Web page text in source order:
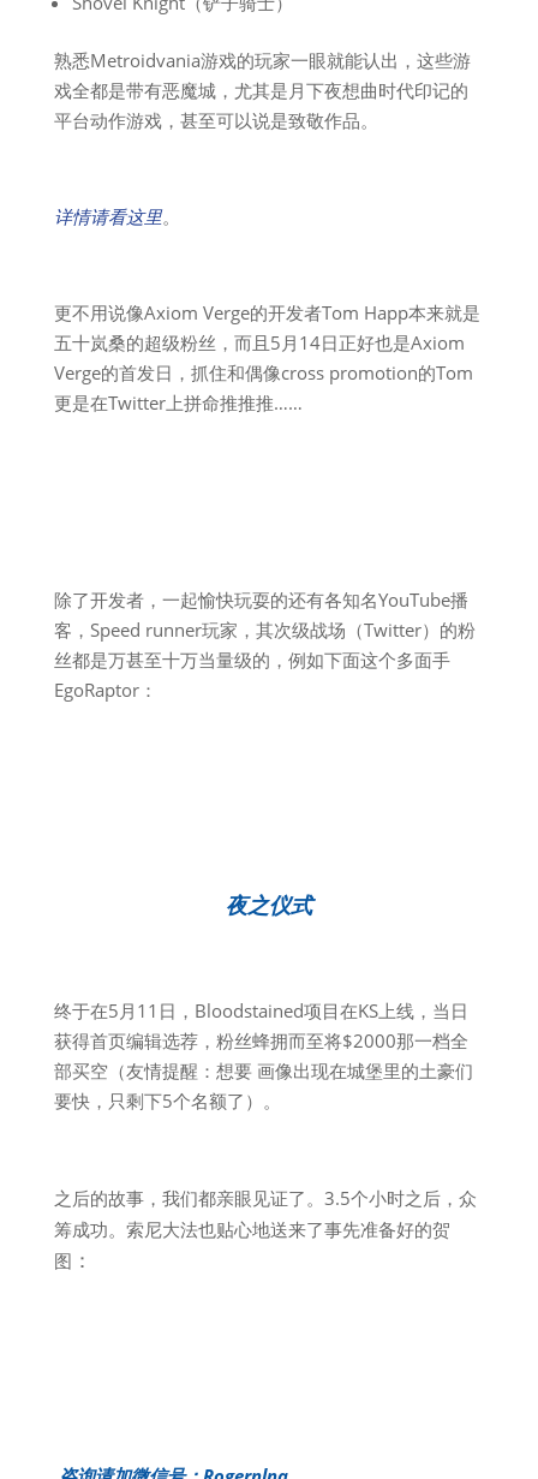
熟悉Metroidvania游戏的玩家一眼就能认出，这些游
戏全都是带有恶魔城，尤其是月下夜想曲时代印记的
平台动作游戏，甚至可以说是致敬作品。
详情请看这里。
更不用说像Axiom Verge的开发者Tom Happ本来就是
五十岚桑的超级粉丝，而且5月14日正好也是Axiom
Verge的首发日，抓住和偶像cross promotion的Tom
更是在Twitter上拼命推推推……
除了开发者，一起愉快玩耍的还有各知名YouTube播
客，Speed runner玩家，其次级战场（Twitter）的粉
丝都是万甚至十万当量级的，例如下面这个多面手
EgoRaptor：
夜之仪式
终于在5月11日，Bloodstained项目在KS上线，当日
获得首页编辑选荐，粉丝蜂拥而至将$2000那一档全
部买空（友情提醒：想要 画像出现在城堡里的土豪们
要快，只剩下5个名额了）。
之后的故事，我们都亲眼见证了。3.5个小时之后，众
筹成功。索尼大法也贴心地送来了事先准备好的贺
图 ：